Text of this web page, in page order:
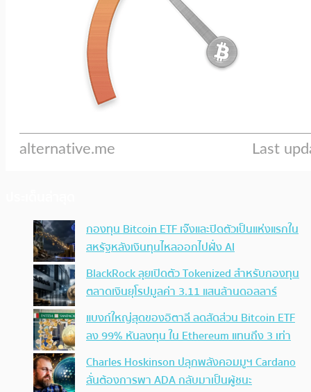
กองทุน Bitcoin ETF เจ๊งและปิดตัวเป็นแห่งแรกใน
สหรัฐหลังเงินทุนไหลออกไปฝั่ง AI
BlackRock ลุยเปิดตัว Tokenized สำหรับกองทุน
ตลาดเงินยุโรปมูลค่า 3.11 แสนล้านดอลลาร์
แบงก์ใหญ่สุดของอิตาลี ลดสัดส่วน Bitcoin ETF
ลง 99% หันลงทุน ใน Ethereum แทนถึง 3 เท่า
Charles Hoskinson ปลุกพลังคอมมูฯ Cardano
ลั่นต้องการพา ADA กลับมาเป็นผู้ชนะ